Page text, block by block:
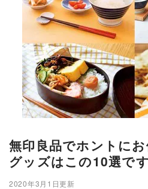
無印良品でホントに
グッズはこの10選です
2020年3月1日更新